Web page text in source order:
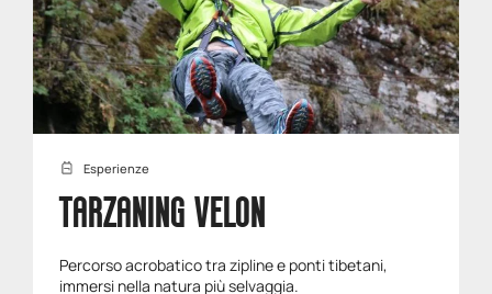
Esperienze
TARZANING VELON
Percorso acrobatico tra zipline e ponti tibetani,
immersi nella natura più selvaggia.